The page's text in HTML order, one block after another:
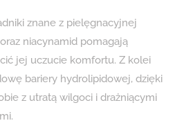
znane z pielęgnacyjnej
niacynamid pomagają
jej uczucie komfortu. Z kolei
bariery hydrolipidowej, dzięki
z utratą wilgoci i drażniącymi